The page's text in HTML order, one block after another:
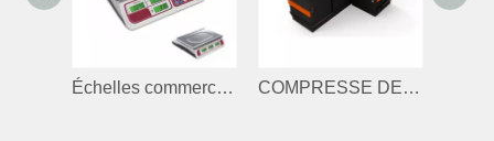
Échelles commerciales COMPRESSE DE COSE POUR BOUTIQUE